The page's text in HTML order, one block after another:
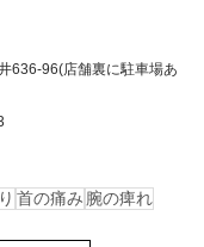
636-96(店舗裏に駐車場あ
首の痛み 腕の痺れ